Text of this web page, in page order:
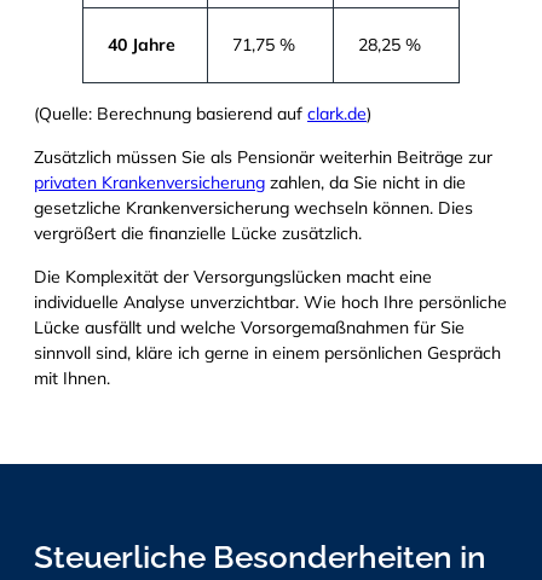
40 Jahre 71,75 % 28,25 %
(Quelle: Berechnung basierend auf clark.de)
Zusätzlich müssen Sie als Pensionär weiterhin Beiträge zur
privaten Krankenversicherung zahlen, da Sie nicht in die
gesetzliche Krankenversicherung wechseln können. Dies
vergrößert die finanzielle Lücke zusätzlich.
Die Komplexität der Versorgungslücken macht eine
individuelle Analyse unverzichtbar. Wie hoch Ihre persönliche
Lücke ausfällt und welche Vorsorgemaßnahmen für Sie
sinnvoll sind, kläre ich gerne in einem persönlichen Gespräch
mit Ihnen.
Steuerliche Besonderheiten in